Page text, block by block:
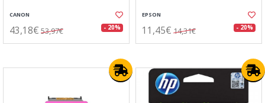
CANON
43,18€ 53,97€ - 20%
EPSON
11,45€ 14,31€ - 20%